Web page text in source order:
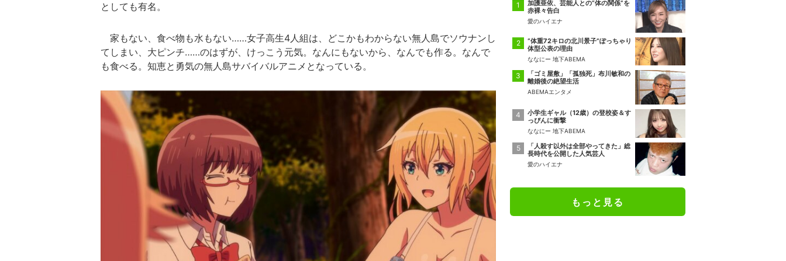
としても有名。
家もない、食べ物も水もない……女子高生4人組は、どこかもわからない無人島でソウナンし
てしまい、大ピンチ……のはずが、けっこう元気。なんにもないから、なんでも作る。なんで
も食べる。知恵と勇気の無人島サバイバルアニメとなっている。
加護亜依、芸能人との“体の関係”を
赤裸々告白
愛のハイエナ
“体重72キロの北川景子”ぽっちゃり
体型公表の理由
ななにー 地下ABEMA
「ゴミ屋敷」「孤独死」布川敏和の
離婚後の絶望生活
ABEMAエンタメ
小学生ギャル（12歳）の登校姿＆す
っぴんに衝撃
ななにー 地下ABEMA
「人殺す以外は全部やってきた」総
長時代を公開した人気芸人
愛のハイエナ
もっと見る